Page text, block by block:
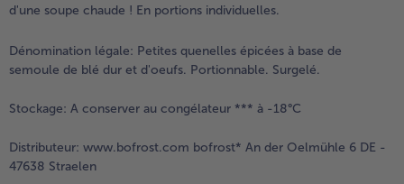
d'une soupe chaude ! En portions individuelles.
Dénomination légale: Petites quenelles épicées à base de
semoule de blé dur et d'oeufs. Portionnable. Surgelé.
Stockage: A conserver au congélateur *** à -18°C
Distributeur: www.bofrost.com bofrost* An der Oelmühle 6 DE -
47638 Straelen